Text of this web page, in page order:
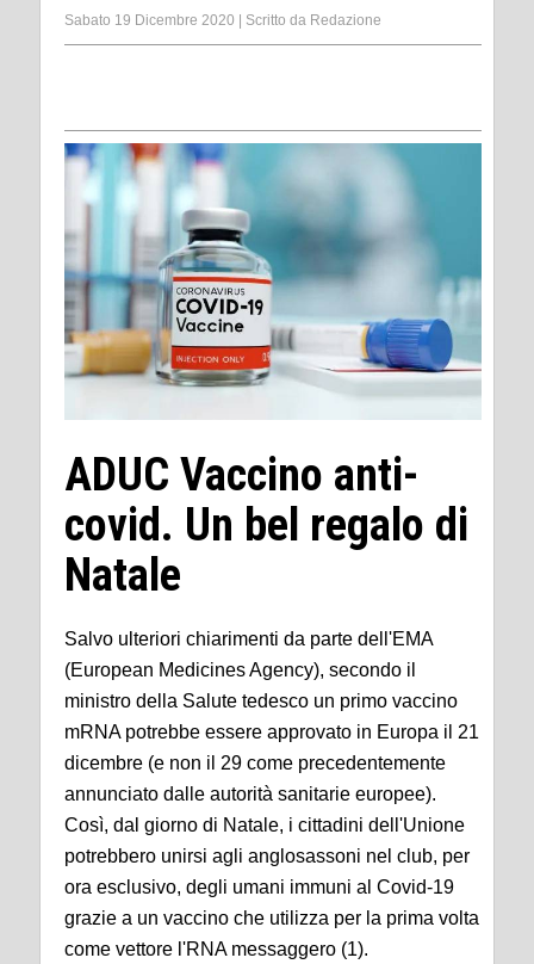
Sabato 19 Dicembre 2020 Scritto da Redazione
ADUC Vaccino anti-
covid. Un bel regalo di
Natale
Salvo ulteriori chiarimenti da parte dell'EMA
(European Medicines Agency), secondo il
ministro della Salute tedesco un primo vaccino
mRNA potrebbe essere approvato in Europa il 21
dicembre (e non il 29 come precedentemente
annunciato dalle autorità sanitarie europee).
Così, dal giorno di Natale, i cittadini dell'Unione
potrebbero unirsi agli anglosassoni nel club, per
ora esclusivo, degli umani immuni al Covid-19
grazie a un vaccino che utilizza per la prima volta
come vettore l'RNA messaggero (1).